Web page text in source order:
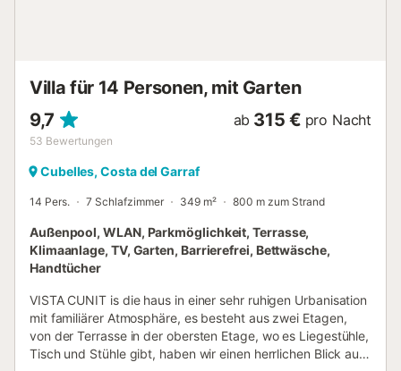
Villa für 14 Personen, mit Garten
9,7
53 Bewertungen
ab 315 € pro Nacht
Cubelles, Costa del Garraf
14 Pers. 7 Schlafzimmer 349 m² 800 m zum Strand
Außenpool, WLAN, Parkmöglichkeit, Terrasse,
Klimaanlage, TV, Garten, Barrierefrei, Bettwäsche,
Handtücher
VISTA CUNIT is die haus in einer sehr ruhigen Urbanisation
mit familiärer Atmosphäre, es besteht aus zwei Etagen,
von der Terrasse in der obersten Etage, wo es Liegestühle,
Tisch und Stühle gibt, haben wir einen herrlichen Blick auf